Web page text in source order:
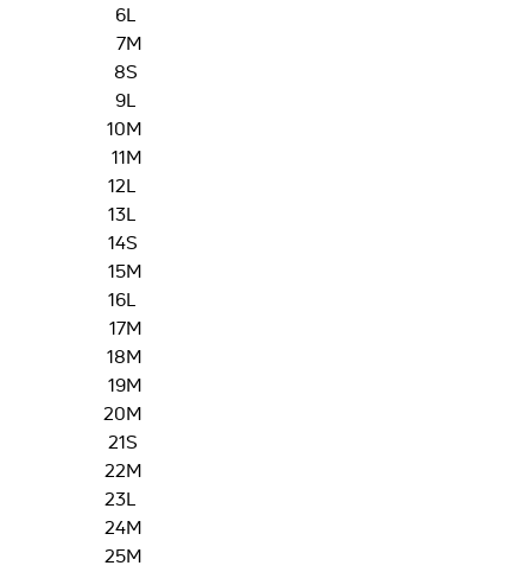
6L
7M
8S
9L
10M
11M
12L
13L
14S
15M
16L
17M
18M
19M
20M
21S
22M
23L
24M
25M